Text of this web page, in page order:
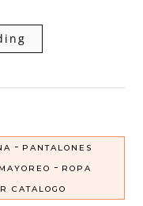
- PANTALONES
- ROPA
CATALOGO